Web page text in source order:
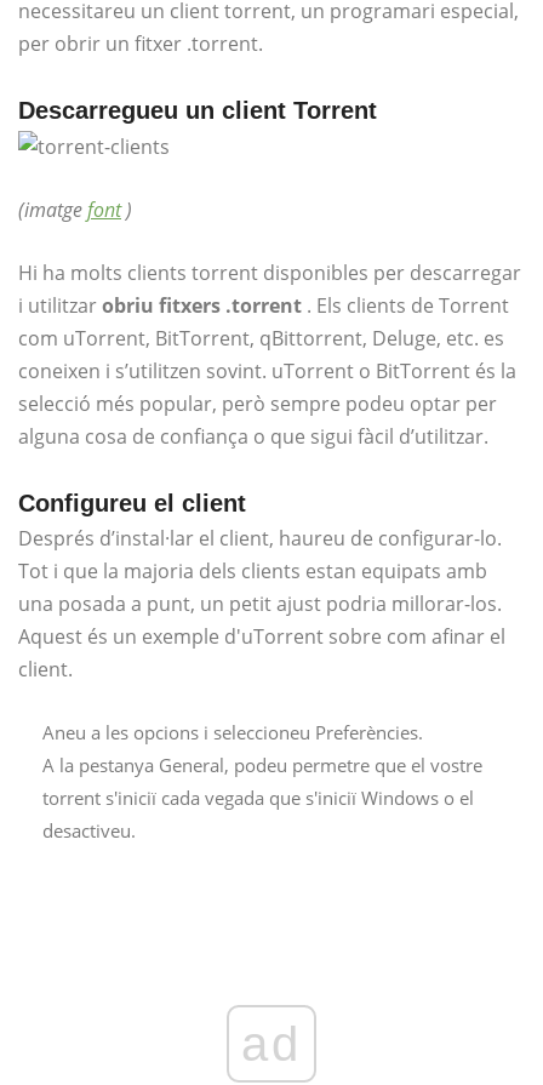
necessitareu un client torrent, un programari especial,
per obrir un fitxer .torrent.
Descarregueu un client Torrent
(imatgefont)
Hi ha molts clients torrent disponibles per descarregar
i utilitzarobriu fitxers .torrent . Els clients de Torrent
com uTorrent, BitTorrent, qBittorrent, Deluge, etc. es
coneixen i s’utilitzen sovint. uTorrent o BitTorrent és la
selecció més popular, però sempre podeu optar per
alguna cosa de confiança o que sigui fàcil d’utilitzar.
Configureu el client
Després d’instal·lar el client, haureu de configurar-lo.
Tot i que la majoria dels clients estan equipats amb
una posada a punt, un petit ajust podria millorar-los.
Aquest és un exemple d'uTorrent sobre com afinar el
client.
Aneu a les opcions i seleccioneu Preferències.
A la pestanya General, podeu permetre que el vostre
torrent s'iniciï cada vegada que s'iniciï Windows o el
desactiveu.
ad